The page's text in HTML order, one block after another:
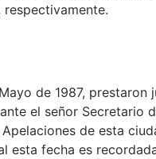
respectivamente.
de 1987, prestaron
el señor Secretario
de esta
esta fecha es